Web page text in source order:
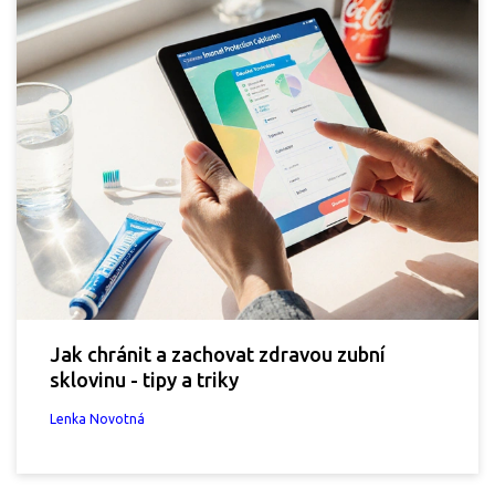
Jak chránit a zachovat zdravou zubní
sklovinu - tipy a triky
Lenka Novotná